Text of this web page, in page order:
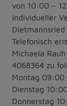
von 10:00 –
individueller
Dietmannsried
Telefonisch
Michaela
4068364 zu
Montag 09:00
Dienstag
Donnerstag